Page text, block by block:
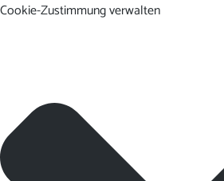
Cookie-Zustimmung verwalten